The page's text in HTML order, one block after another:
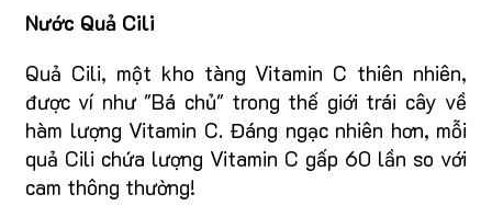
Nước Quả Cili
Quả Cili, một kho tàng Vitamin C thiên nhiên,
được ví như "Bá chủ" trong thế giới trái cây về
hàm lượng Vitamin C. Đáng ngạc nhiên hơn, mỗi
quả Cili chứa lượng Vitamin C gấp 60 lần so với
cam thông thường!